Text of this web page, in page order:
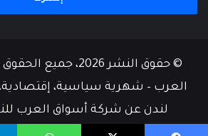
© حقوق النشر 2026،
العرب – شهرية سياسية،
لندن عن شركة أسواق العرب
من نحن أسرة التحرير